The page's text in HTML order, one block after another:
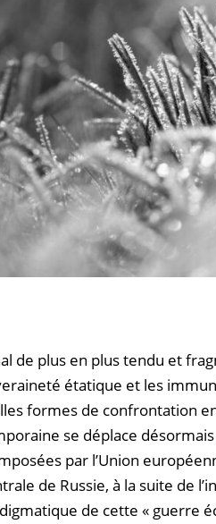
de plus en plus tendu et
étatique et les
formes de confrontation
se déplace
par l’Union
de Russie, à la suite de
de cette « guerre